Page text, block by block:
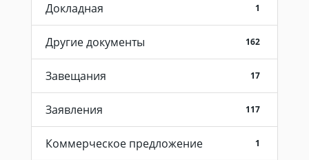
Докладная 1
Другие документы 162
Завещания 17
Заявления 117
Коммерческое предложение 1